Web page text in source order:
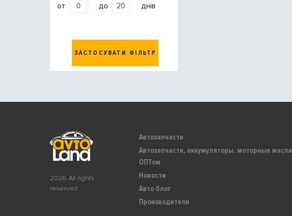
от до днів
ЗАСТОСУВАТИ ФІЛЬТР
2026 All rights
reserved
Автозапчасти
Автозапчасти, аккумуляторы, моторные масла
ОПТом
Новости
Авто блог
Производители